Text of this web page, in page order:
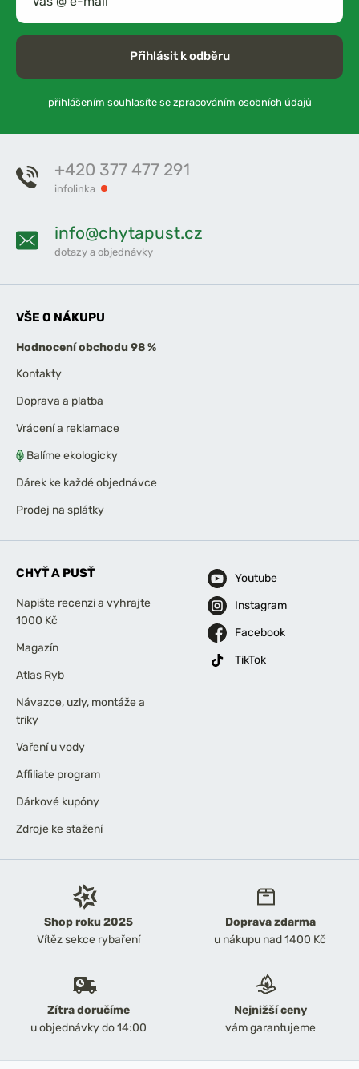
Přihlásit k odběru
přihlášením souhlasíte se zpracováním osobních údajů
Shop roku 2025
Vítěz sekce rybaření
Doprava zdarma
u nákupu nad 1400 Kč
Zítra doručíme
u objednávky do 14:00
Nejnižší ceny
vám garantujeme
+420 377 477 291
infolinka
info@chytapust.cz
dotazy a objednávky
VŠE O NÁKUPU
Hodnocení obchodu 98 %
Kontakty
Doprava a platba
Vrácení a reklamace
Balíme ekologicky
Dárek ke každé objednávce
Prodej na splátky
CHYŤ A PUSŤ
Napište recenzi a vyhrajte
1000 Kč
Magazín
Atlas Ryb
Návazce, uzly, montáže a
triky
Vaření u vody
Affiliate program
Dárkové kupóny
Zdroje ke stažení
Youtube
Instagram
Facebook
TikTok